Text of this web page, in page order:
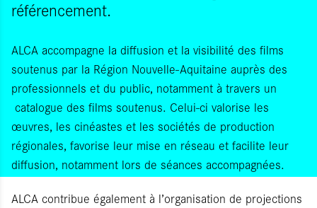
référencement.
ALCA accompagne la diffusion et la visibilité des films
soutenus par la Région Nouvelle-Aquitaine auprès des
professionnels et du public, notamment à travers un
catalogue des films soutenus. Celui‑ci valorise les
œuvres, les cinéastes et les sociétés de production
régionales, favorise leur mise en réseau et facilite leur
diffusion, notamment lors de séances accompagnées.
ALCA contribue également à l’organisation de projections